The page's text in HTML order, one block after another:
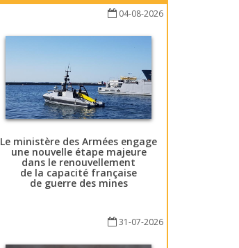
04-08-2026
Le ministère des Armées engage
une nouvelle étape majeure
dans le renouvellement
de la capacité française
de guerre des mines
31-07-2026